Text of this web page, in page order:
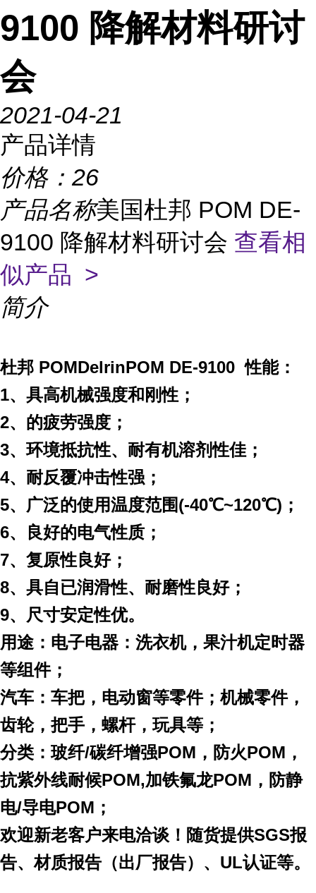
9100 降解材料研讨
会
2021-04-21
产品详情
价格： 26
产品名称美国杜邦 POM DE-
9100 降解材料研讨会 查看相
似产品 >
简介
杜邦 POMDelrinPOM DE-9100性能：
1、具高机械强度和刚性；
2、的疲劳强度；
3、环境抵抗性、耐有机溶剂性佳；
4、耐反覆冲击性强；
5、广泛的使用温度范围(-40℃~120℃) ；
6、良好的电气性质；
7、复原性良好；
8、具自已润滑性、耐磨性良好；
9、尺寸安定性优。
用途： 电子电器：洗衣机，果汁机定时器
等组件；
汽车：车把，电动窗等零件；机械零件，
齿轮，把手，螺杆，玩具等；
分类：玻纤/碳纤增强POM ，防火POM ，
抗紫外线耐候POM,加铁氟龙POM ，防静
电/导电POM ；
欢迎新老客户来电洽谈！随货提供SGS报
告、材质报告（出厂报告）、 UL认证等。